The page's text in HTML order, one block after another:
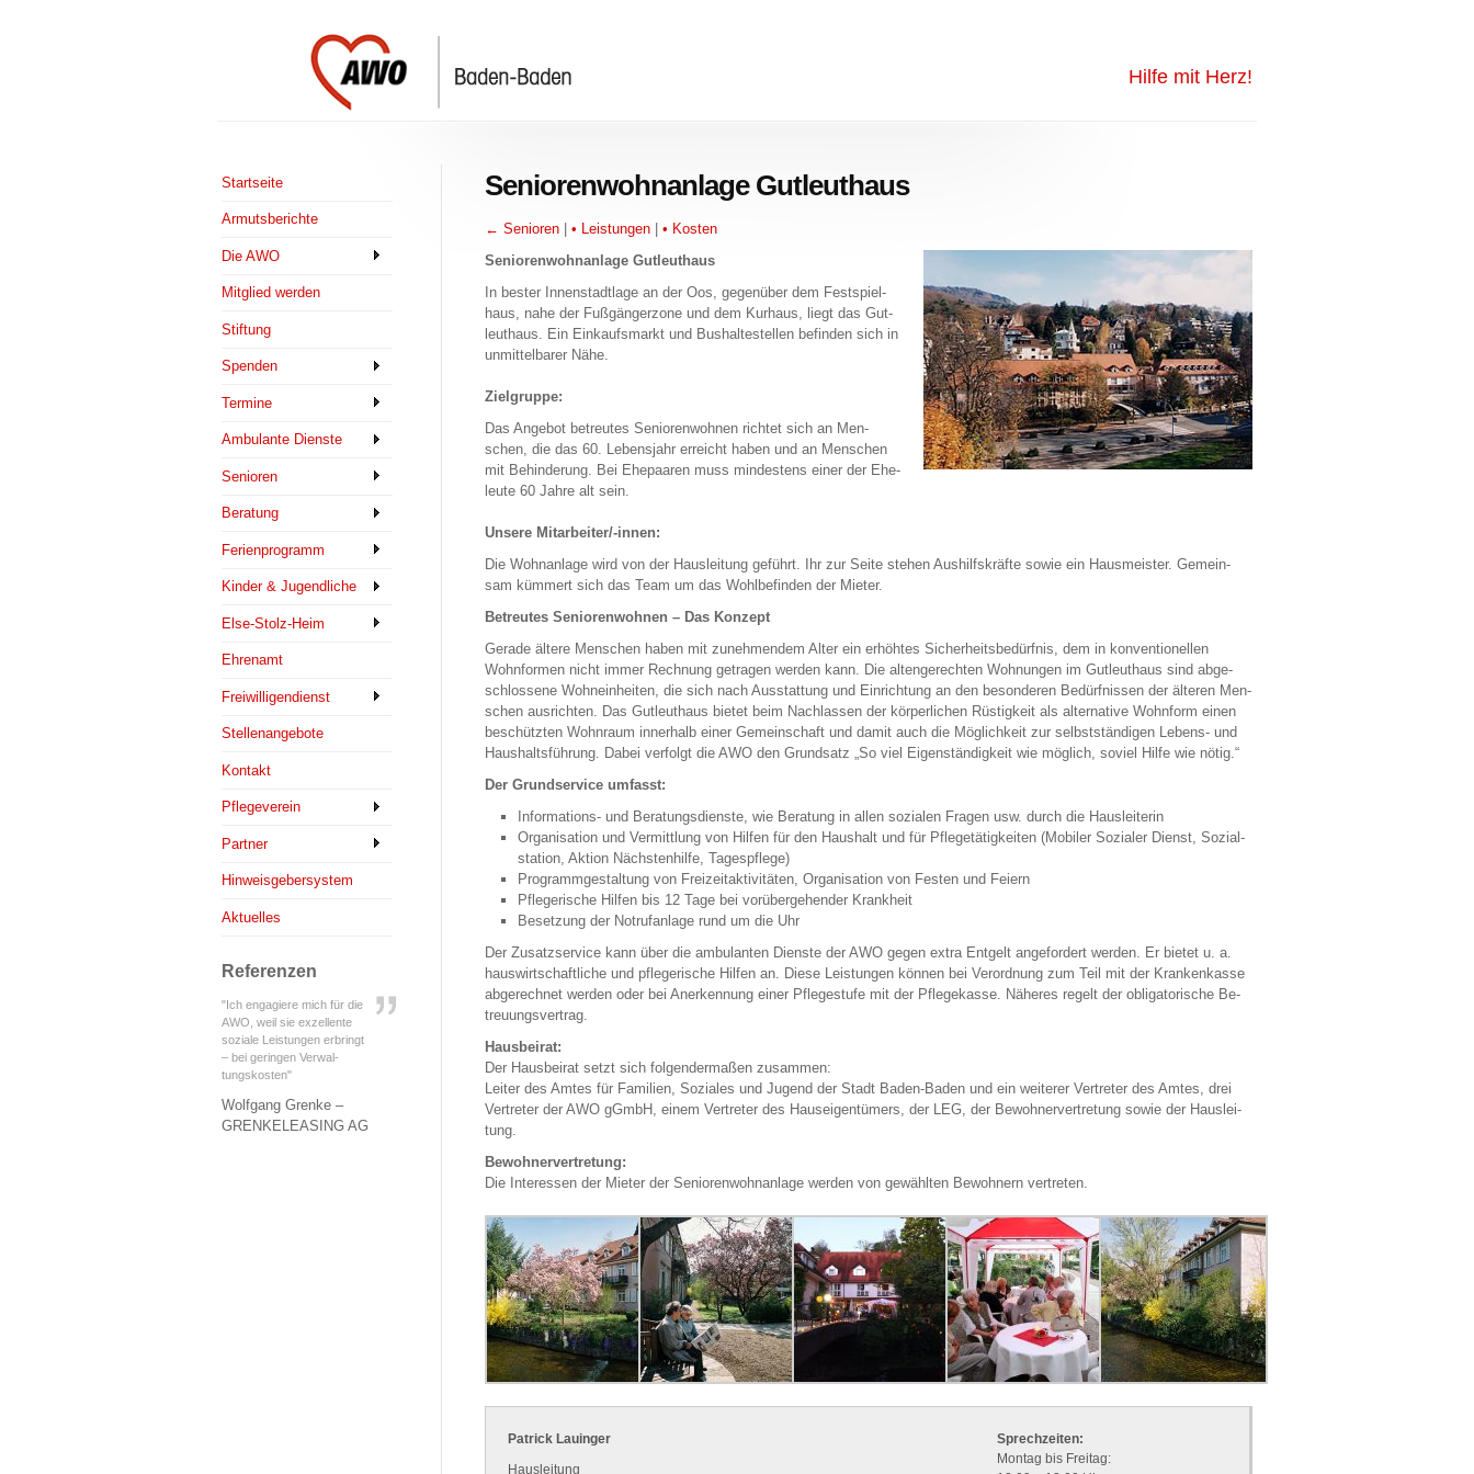
Hilfe mit Herz!
Seniorenwohnanlage Gutleuthaus
← Se­nio­ren • Leis­tun­gen
• Kos­ten
Se­nio­ren­wohn­an­la­ge Gut­leut­haus
In bes­ter In­nen­stadt­la­ge an der Oos, ge­gen­über dem Fest­spiel­
haus, nahe der Fuß­gän­ger­zo­ne und dem Kur­haus, liegt das Gut­
leut­haus. Ein Ein­kaufs­markt und Bus­hal­te­stel­len be­fin­den sich in
un­mit­tel­ba­rer Nähe.
Ziel­grup­pe:
Das An­ge­bot be­treu­tes Se­nio­ren­woh­nen rich­tet sich an Men­
schen, die das 60. Le­bens­jahr er­reicht haben und an Men­schen
mit Be­hin­de­rung. Bei Ehe­paa­ren muss min­des­tens einer der Ehe­
leu­te 60 Jahre alt sein.
Un­se­re Mit­ar­bei­ter/-in­nen:
Die Wohn­an­la­ge wird von der Haus­lei­tung ge­führt. Ihr zur Seite ste­hen Aus­hilfs­kräf­te sowie ein Haus­meis­ter. Ge­mein­
sam küm­mert sich das Team um das Wohl­be­fin­den der Mie­ter.
Be­treu­tes Se­nio­ren­woh­nen – Das Kon­zept
Ge­ra­de äl­te­re Men­schen haben mit zu­neh­men­dem Alter ein er­höh­tes Si­cher­heits­be­dürf­nis, dem in kon­ven­tio­nel­len
Wohn­for­men nicht immer Rech­nung ge­tra­gen wer­den kann. Die al­ten­ge­rech­ten Woh­nun­gen im Gut­leut­haus sind ab­ge­
schlos­se­ne Wohn­ein­hei­ten, die sich nach Aus­stat­tung und Ein­rich­tung an den be­son­de­ren Be­dürf­nis­sen der äl­te­ren Men­
schen aus­rich­ten. Das Gut­leut­haus bie­tet beim Nach­las­sen der kör­per­li­chen Rüs­tig­keit als al­ter­na­ti­ve Wohn­form einen
be­schütz­ten Wohn­raum in­ner­halb einer Ge­mein­schaft und damit auch die Mög­lich­keit zur selbst­stän­di­gen Le­bens- und
Haus­halts­füh­rung. Dabei ver­folgt die AWO den Grund­satz „So viel Ei­gen­stän­dig­keit wie mög­lich, so­viel Hilfe wie nötig.“
Der Grund­ser­vice um­fasst:
In­for­ma­ti­ons- und Be­ra­tungs­diens­te, wie Be­ra­tung in allen so­zia­len Fra­gen usw. durch die Haus­lei­te­rin
Or­ga­ni­sa­ti­on und Ver­mitt­lung von Hil­fen für den Haus­halt und für Pfle­ge­tä­tig­kei­ten (Mo­bi­ler So­zia­ler Dienst, So­zi­al­
sta­ti­on, Ak­ti­on Nächs­ten­hil­fe, Ta­ges­pfle­ge)
Pro­gramm­ge­stal­tung von Frei­zeit­ak­ti­vi­tä­ten, Or­ga­ni­sa­ti­on von Fes­ten und Fei­ern
Pfle­ge­ri­sche Hil­fen bis 12 Tage bei vor­über­ge­hen­der Krank­heit
Be­set­zung der Not­ruf­an­la­ge rund um die Uhr
Der Zu­satz­ser­vice kann über die am­bu­lan­ten Diens­te der AWO gegen extra Ent­gelt an­ge­for­dert wer­den. Er bie­tet u. a.
haus­wirt­schaft­li­che und pfle­ge­ri­sche Hil­fen an. Diese Leis­tun­gen kön­nen bei Ver­ord­nung zum Teil mit der Kran­ken­kas­se
ab­ge­rech­net wer­den oder bei An­er­ken­nung einer Pfle­ge­stu­fe mit der Pfle­ge­kas­se. Nä­he­res re­gelt der ob­li­ga­to­ri­sche Be­
treu­ungs­ver­trag.
Haus­bei­rat:
Der Haus­bei­rat setzt sich fol­gen­der­ma­ßen zu­sam­men:
Lei­ter des Amtes für Fa­mi­li­en, So­zia­les und Ju­gend der Stadt Ba­den-Ba­den und ein wei­te­rer Ver­tre­ter des Amtes, drei
Ver­tre­ter der AWO gGmbH, einem Ver­tre­ter des Haus­ei­gen­tü­mers, der LEG, der Be­woh­ner­ver­tre­tung sowie der Haus­lei­
tung.
Be­woh­ner­ver­tre­tung:
Die In­ter­es­sen der Mie­ter der Se­nio­ren­wohn­an­la­ge wer­den von ge­wähl­ten Be­woh­nern ver­tre­ten.
Sprech­zei­ten:
Mon­tag bis Frei­tag:
Pa­trick Lau­in­ger
Haus­lei­tung
Startseite
Armutsberichte
Die AWO
Mitglied werden
Stiftung
Spenden
Termine
Ambulante Dienste
Senioren
Beratung
Ferienprogramm
Kinder & Jugendliche
Else-Stolz-Heim
Ehrenamt
Freiwilligendienst
Stellenangebote
Kontakt
Pflegeverein
Partner
Hinweisgebersystem
Aktuelles
Referenzen
"Ich engagiere mich für die
AWO, weil sie exzellente
soziale Leistungen erbringt
– bei geringen Verwal-
tungskosten"
Wolfgang Grenke –
GRENKELEASING AG